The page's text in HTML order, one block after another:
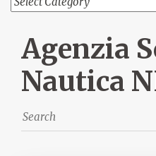
Agenzia
Nautica